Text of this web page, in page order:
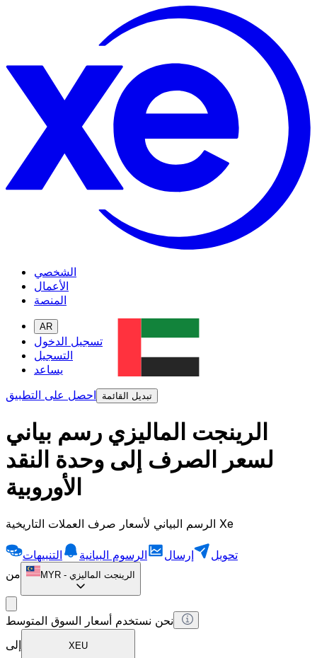
الشخصي
الأعمال
المنصة
AR
تسجيل الدخول
التسجيل
يساعد
احصل على التطبيق
تبديل القائمة
الرينجت الماليزي رسم بياني
لسعر الصرف إلى وحدة النقد
الأوروبية
الرسم البياني لأسعار صرف العملات التاريخية Xe
تحويل إرسال الرسوم البيانية
التنبيهات
من
MYR - الرينجت الماليزي
نحن نستخدم أسعار السوق المتوسط
إلى
XEU